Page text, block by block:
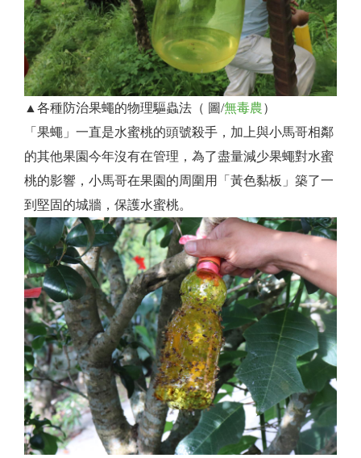
▲各種防治果蠅的物理驅蟲法（ 圖/無毒農）
「果蠅」一直是水蜜桃的頭號殺手，加上與小馬哥相鄰
的其他果園今年沒有在管理，為了盡量減少果蠅對水蜜
桃的影響，小馬哥在果園的周圍用「黃色黏板」築了一
到堅固的城牆，保護水蜜桃。